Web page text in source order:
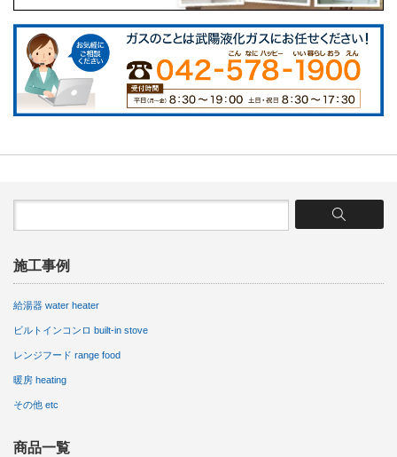
施工事例
給湯器 water heater
ビルトインコンロ built-in stove
レンジフード range food
暖房 heating
その他 etc
商品一覧